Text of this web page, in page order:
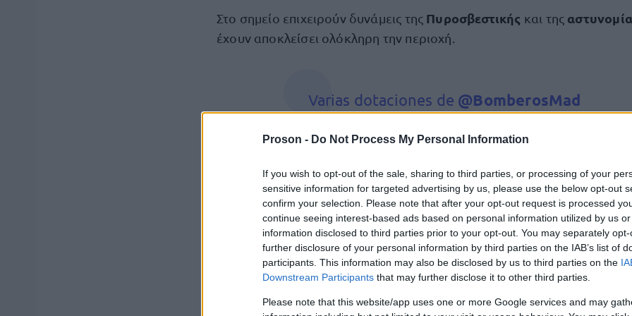
Proson - Do Not Process My Personal Information
If you wish to opt-out of the sale, sharing to third parties, or processing of your
sensitive information for targeted advertising by us, please use the below opt-out
confirm your selection. Please note that after your opt-out request is processed
continue seeing interest-based ads based on personal information utilized by us
information disclosed to third parties prior to your opt-out. You may separately
further disclosure of your personal information by third parties on the IAB’s list of
participants. This information may also be disclosed by us to third parties on the
Downstream Participants that may further disclose it to other third parties.
Please note that this website/app uses one or more Google services and may
Στο σημείο επιχειρούν δυνάμεις της Πυροσβεστικής και της
έχουν αποκλείσει ολόκληρη την περιοχή.
Varias dotaciones de @BomberosMad
trabajando en C/Hileras tras derrumbe de
varios forjados en un edificio en obras.
Desplegado un dispositivo de@SAMUR_PC
en la zona.@policiademadridtrabajan con
drones@policia colaborando
pic.twitter.com/slTP129zT5
— Emergencias Madrid (@EmergenciasMad)